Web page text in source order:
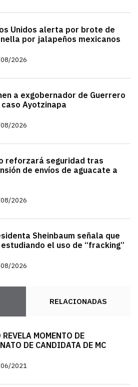
Unidos alerta por brote de
por jalapeños mexicanos
2026
a exgobernador de Guerrero
Ayotzinapa
2026
reforzará seguridad tras
de envíos de aguacate a
2026
Sheinbaum señala que
el uso de “fracking”
2026
RELACIONADAS
MOMENTO DE
DE CANDIDATA DE MC
2021